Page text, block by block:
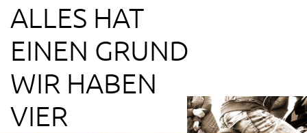
ALLES HAT
EINEN GRUND
WIR HABEN
VIER